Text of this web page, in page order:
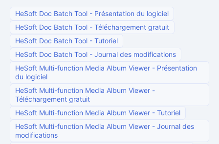
HeSoft Doc Batch Tool - Présentation du logiciel
HeSoft Doc Batch Tool - Téléchargement gratuit
HeSoft Doc Batch Tool - Tutoriel
HeSoft Doc Batch Tool - Journal des modifications
HeSoft Multi-function Media Album Viewer - Présentation
du logiciel
HeSoft Multi-function Media Album Viewer -
Téléchargement gratuit
HeSoft Multi-function Media Album Viewer - Tutoriel
HeSoft Multi-function Media Album Viewer - Journal des
modifications